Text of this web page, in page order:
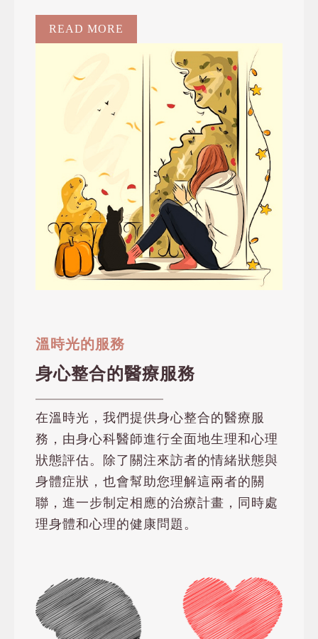
READ MORE
溫時光的服務
身心整合的醫療服務
在溫時光，我們提供身心整合的醫療服
務，由身心科醫師進行全面地生理和心理
狀態評估。除了關注來訪者的情緒狀態與
身體症狀，也會幫助您理解這兩者的關
聯，進一步制定相應的治療計畫，同時處
理身體和心理的健康問題。